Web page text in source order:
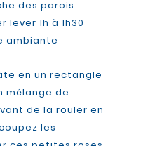
des parois.
lever 1h à 1h30
ambiante
en un rectangle
mélange de
de la rouler en
les